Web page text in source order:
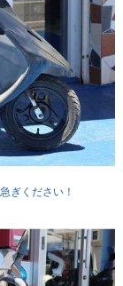
ぎください！